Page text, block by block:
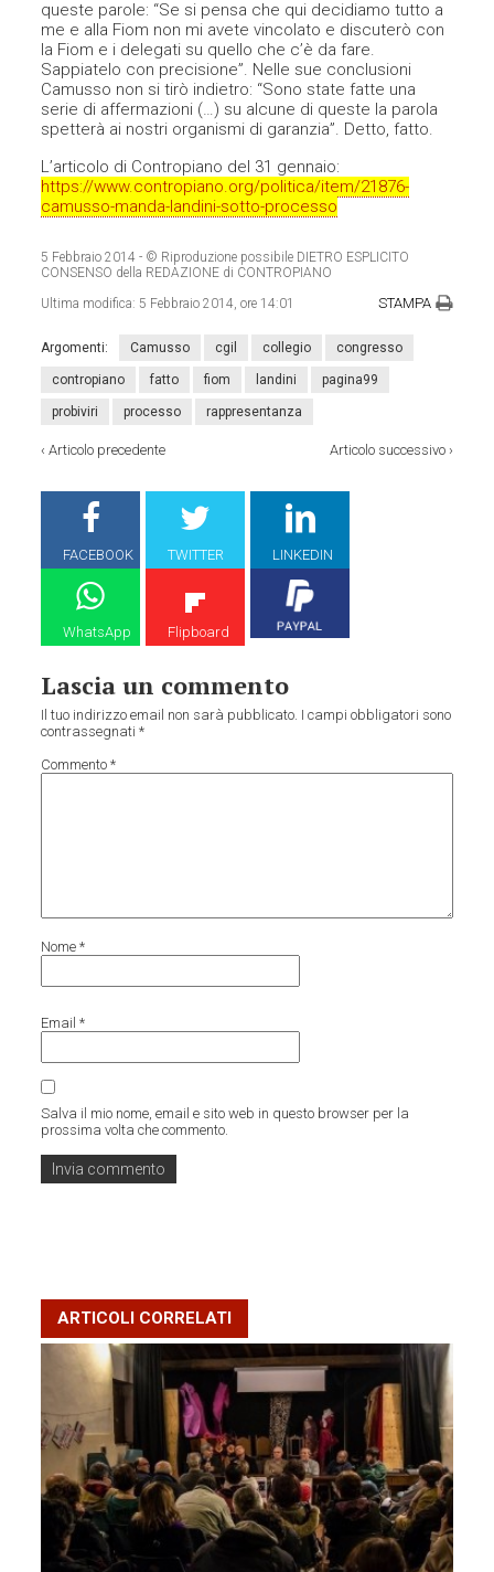
queste parole: “Se si pensa che qui decidiamo tutto a
me e alla Fiom non mi avete vincolato e discuterò con
la Fiom e i delegati su quello che c’è da fare.
Sappiatelo con precisione”. Nelle sue conclusioni
Camusso non si tirò indietro: “Sono state fatte una
serie di affermazioni (…) su alcune di queste la parola
spetterà ai nostri organismi di garanzia”. Detto, fatto.
L’articolo di Contropiano del 31 gennaio:
https://www.contropiano.org/politica/item/21876-
camusso-manda-landini-sotto-processo
5 Febbraio 2014 - © Riproduzione possibile DIETRO ESPLICITO
CONSENSO della REDAZIONE di CONTROPIANO
Ultima modifica: 5 Febbraio 2014, ore 14:01 STAMPA
Argomenti: Camusso cgil collegio congresso
contropiano fatto fiom landini pagina99
probiviri processo rappresentanza
‹Articolo precedente Articolo successivo›
FACEBOOK TWITTER LINKEDIN
WhatsApp Flipboard
Lascia un commento
Il tuo indirizzo email non sarà pubblicato. I campi obbligatori sono
contrassegnati*
Commento*
Nome*
Email*
Salva il mio nome, email e sito web in questo browser per la
prossima volta che commento.
ARTICOLI CORRELATI